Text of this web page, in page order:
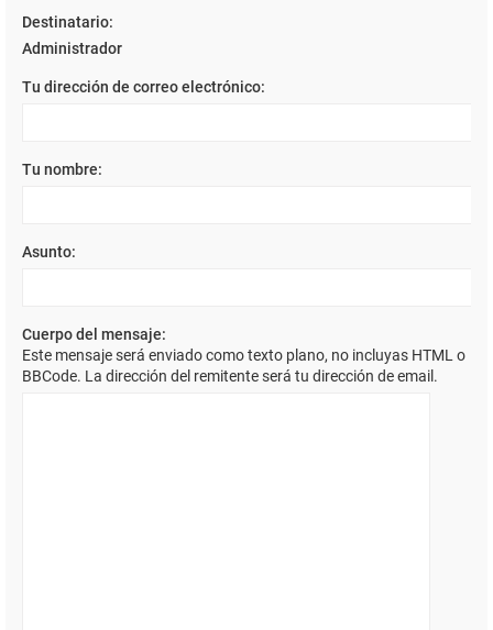
Destinatario:
Administrador
Tu dirección de correo electrónico:
Tu nombre:
Asunto:
Cuerpo del mensaje:
Este mensaje será enviado como texto plano, no incluyas HTML o
BBCode. La dirección del remitente será tu dirección de email.